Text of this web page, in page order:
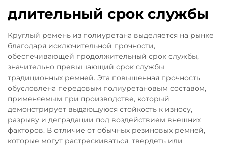
длительный срок службы
Круглый ремень из полиуретана выделяется на рынке
благодаря исключительной прочности,
обеспечивающей продолжительный срок службы,
значительно превышающий срок службы
традиционных ремней. Эта повышенная прочность
обусловлена передовым полиуретановым составом,
применяемым при производстве, который
демонстрирует выдающуюся стойкость к износу,
разрыву и деградации под воздействием внешних
факторов. В отличие от обычных резиновых ремней,
которые могут растрескиваться, твердеть или